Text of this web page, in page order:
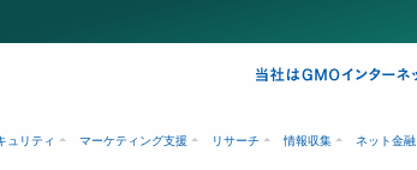
ュリティ マーケティング支援 リサーチ 情報収集 ネット金融